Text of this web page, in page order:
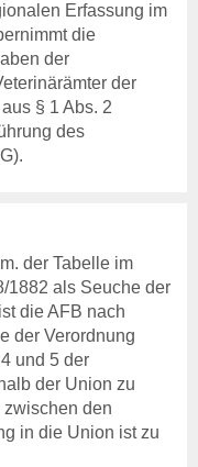
des öffentlichen
Rechts -
Löwenstr. 7a
01099 Dresden
Erfassung im
die
der
der
§ 1 Abs. 2
des
der Tabelle im
1882 als Seuche der
die AFB nach
der Verordnung
und 5 der
der Union zu
den
in die Union ist zu